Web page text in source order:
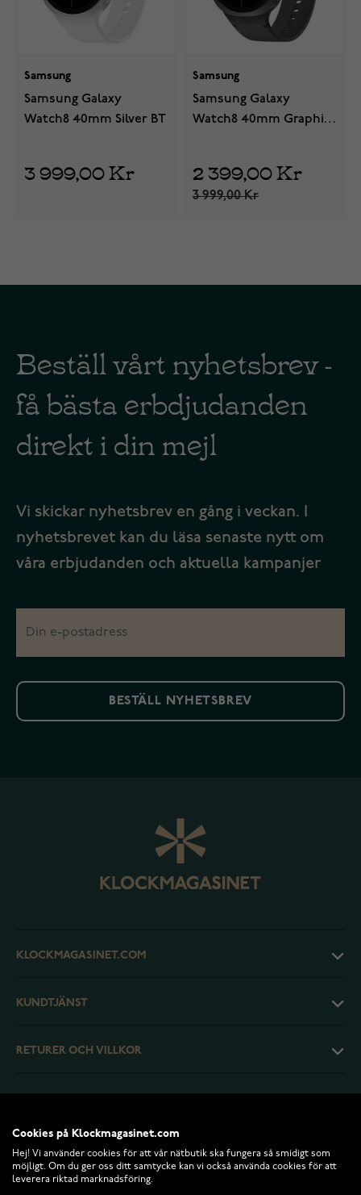
Samsung
Samsung Galaxy
Watch8 40mm Silver BT
3 999,00 Kr
Samsung
Samsung Galaxy
Watch8 40mm Graphite
2 399,00 Kr
3 999,00 Kr
Beställ vårt nyhetsbrev -
få bästa erbdjudanden
direkt i din mejl
Vi skickar nyhetsbrev en gång i veckan. I
nyhetsbrevet kan du läsa senaste nytt om
våra erbjudanden och aktuella kampanjer
BESTÄLL NYHETSBREV
KLOCKMAGASINET.COM
KUNDTJÄNST
RETURER OCH VILLKOR
Cookies på Klockmagasinet.com
Hej! Vi använder cookies för att vår nätbutik ska fungera så smidigt som
möjligt. Om du ger oss ditt samtycke kan vi också använda cookies för att
leverera riktad marknadsföring.